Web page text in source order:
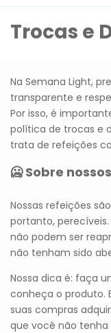
Trocas e
Na Semana Light,
transparente e
Por isso, é
política de trocas e
trata de refeições
🥶 Sobre
Nossas refeições
portanto,
não podem ser
não tenham sido
Nossa dica é: faça
conheça o produto.
suas compras
que você não tenha